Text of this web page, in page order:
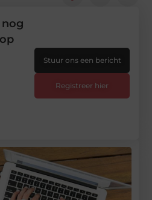
Stuur ons een bericht
Registreer hier